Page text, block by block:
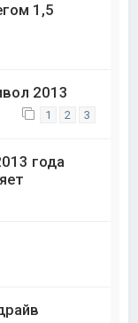
1,5
2013
1 2 3
года